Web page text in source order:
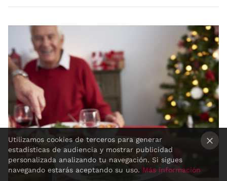
Utilizamos cookies de terceros para generar
estadísticas de audiencia y mostrar publicidad
personalizada analizando tu navegación. Si sigues
navegando estarás aceptando su uso. Más información